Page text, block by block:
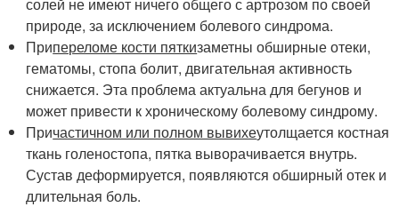
природе, за исключением болевого синдрома.
Припереломе кости пяткизаметны обширные отеки,
гематомы, стопа болит, двигательная активность
снижается. Эта проблема актуальна для бегунов и
может привести к хроническому болевому синдрому.
Причастичном или полном вывихеутолщается костная
ткань голеностопа, пятка выворачивается внутрь.
Сустав деформируется, появляются обширный отек и
длительная боль.